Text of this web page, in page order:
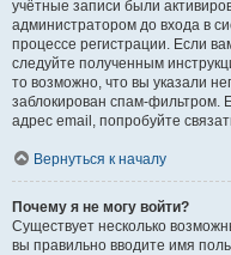
учётные записи были
администратором до входа в
процессе регистрации. Если
следуйте полученным
то возможно, что вы указали
заблокирован спам-фильтром.
адрес email, попробуйте
Вернуться к началу
Почему я не могу войти?
Существует несколько
вы правильно вводите имя